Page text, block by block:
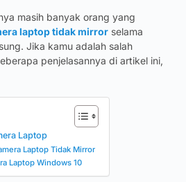
masih banyak orang yang
laptop tidak mirrorselama
Jika kamu adalah salah
penjelasannya di artikel ini,
Laptop
Laptop Tidak Mirror
Laptop Windows 10